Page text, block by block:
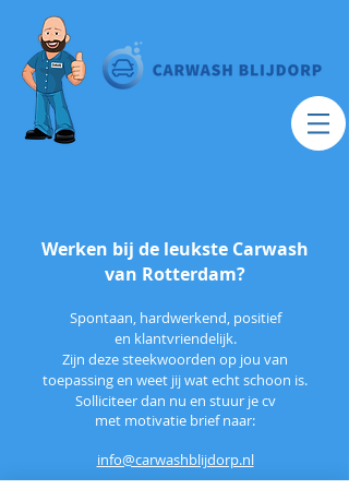
Werken bij de leukste Carwash
van Rotterdam?
Spontaan, hardwerkend, positief
en klantvriendelijk.
Zijn deze steekwoorden op jou van
toepassing en weet jij wat echt schoon is.
Solliciteerdan nu en stuur je cv
met motivatie brief naar:
info@carwashblijdorp.nl